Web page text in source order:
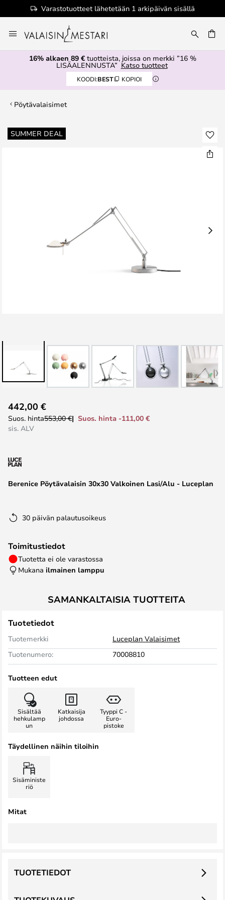
Varastotuotteet lähetetään 1 arkipäivän sisällä
to
Content
16% alkaen 89 €tuotteista, joissa on merkki ”16 %
LISÄALENNUSTA” Katso tuotteet
KOODI:BEST KOPIOI
Pöytävalaisimet
SUMMER DEAL
Skip
to
to
the
the
gallery
Berenice Pöytävalaisin 30x30 Valkoinen Lasi/Alu - Luceplan
442,00 €
Suos. hinta553,00 €
Suos. hinta -111,00 €
sis. ALV
30 päivän palautusoikeus
Toimitustiedot
Tuotetta ei ole varastossa
Mukana ilmainen lamppu
SAMANKALTAISIA TUOTTEITA
Tuotetiedot
Tuotemerkki
Luceplan Valaisimet
Tuotenumero:
70008810
Tuotteen edut
Sisältää
hehkulamp
un
Katkaisija
johdossa
Tyyppi C -
Euro-
pistoke
Täydellinen näihin tiloihin
Sisäministe
riö
Mitat
TUOTETIEDOT